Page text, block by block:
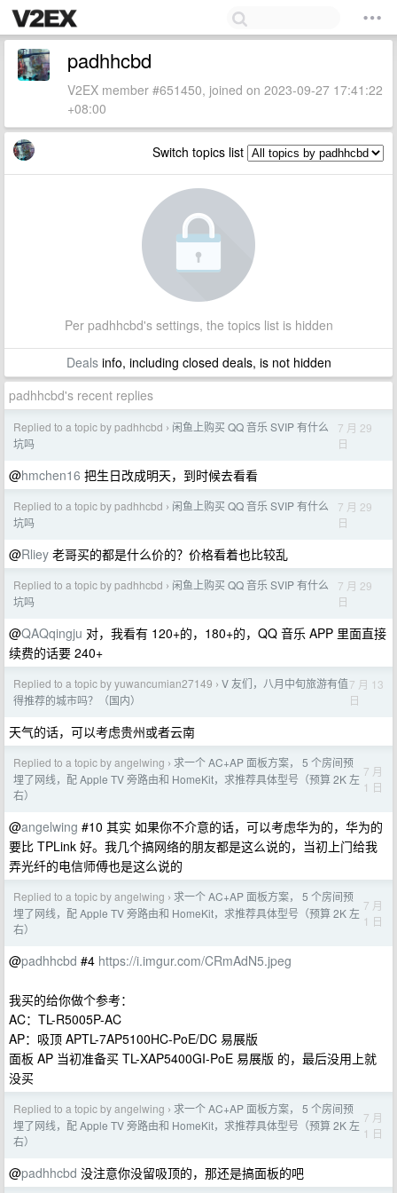
padhhcbd
V2EX member #651450, joined on 2023-09-27 17:41:22
+08:00
Switch topics list
Per padhhcbd's settings, the topics list is hidden
Dealsinfo, including closed deals, is not hidden
padhhcbd's recent replies
Replied to a topic by padhhcbd › 闲鱼上购买 QQ 音乐 SVIP 有什么
坑吗
7 月 29
日
@hmchen16 把生日改成明天，到时候去看看
Replied to a topic by padhhcbd › 闲鱼上购买 QQ 音乐 SVIP 有什么
坑吗
7 月 29
日
@Rliey 老哥买的都是什么价的？价格看着也比较乱
Replied to a topic by padhhcbd › 闲鱼上购买 QQ 音乐 SVIP 有什么
坑吗
7 月 29
日
@QAQqingju 对，我看有 120+的，180+的，QQ 音乐 APP 里面直接
续费的话要 240+
Replied to a topic by yuwancumian27149 › V 友们，八月中旬旅游有值
得推荐的城市吗？（国内）
7 月 13
日
天气的话，可以考虑贵州或者云南
Replied to a topic by angelwing › 求一个 AC+AP 面板方案， 5 个房间预
埋了网线，配 Apple TV 旁路由和 HomeKit，求推荐具体型号（预算 2K 左
右）
7 月
1 日
@angelwing #10 其实 如果你不介意的话，可以考虑华为的，华为的
要比 TPLink 好。我几个搞网络的朋友都是这么说的，当初上门给我
弄光纤的电信师傅也是这么说的
Replied to a topic by angelwing › 求一个 AC+AP 面板方案， 5 个房间预
埋了网线，配 Apple TV 旁路由和 HomeKit，求推荐具体型号（预算 2K 左
右）
7 月
1 日
@padhhcbd #4 https://i.imgur.com/CRmAdN5.jpeg
我买的给你做个参考：
AC：TL-R5005P-AC
AP：吸顶 APTL-7AP5100HC-PoE/DC 易展版
面板 AP 当初准备买 TL-XAP5400GI-PoE 易展版 的，最后没用上就
没买
Replied to a topic by angelwing › 求一个 AC+AP 面板方案， 5 个房间预
埋了网线，配 Apple TV 旁路由和 HomeKit，求推荐具体型号（预算 2K 左
右）
7 月
1 日
@padhhcbd 没注意你没留吸顶的，那还是搞面板的吧